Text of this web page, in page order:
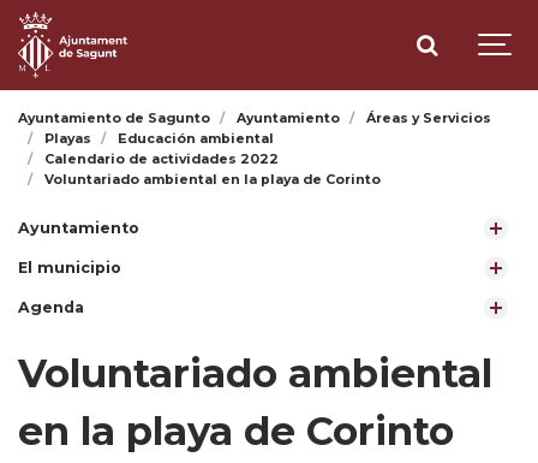
Ayuntamiento de Sagunto Ayuntamiento
Áreas y Servicios
Playas
Educación ambiental
Calendario de actividades 2022
Voluntariado ambiental en la playa de Corinto
Ayuntamiento
El municipio
Agenda
Voluntariado ambiental
en la playa de Corinto